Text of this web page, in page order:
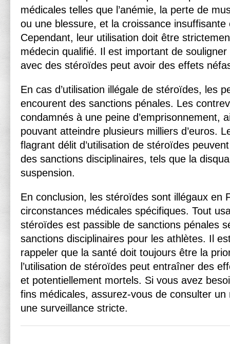
médicales telles que l’anémie, la perte de
ou une blessure, et la croissance
Cependant, leur utilisation doit être
médecin qualifié. Il est important de souligner
avec des stéroïdes peut avoir des effets
En cas d’utilisation illégale de stéroïdes, les
encourent des sanctions pénales. Les
condamnés à une peine d’emprisonnement,
pouvant atteindre plusieurs milliers d’euros.
flagrant délit d’utilisation de stéroïdes
des sanctions disciplinaires, tels que la
suspension.
En conclusion, les stéroïdes sont illégaux en
circonstances médicales spécifiques. Tout
stéroïdes est passible de sanctions pénales
sanctions disciplinaires pour les athlètes. Il
rappeler que la santé doit toujours être la
l’utilisation de stéroïdes peut entraîner des
et potentiellement mortels. Si vous avez
fins médicales, assurez-vous de consulter un
une surveillance stricte.